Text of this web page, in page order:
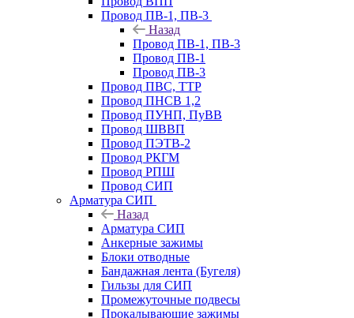
Провод ПВ-1, ПВ-3
Назад
Провод ПВ-1, ПВ-3
Провод ПВ-1
Провод ПВ-3
Провод ПВС, ТТР
Провод ПНСВ 1,2
Провод ПУНП, ПуВВ
Провод ШВВП
Провод ПЭТВ-2
Провод РКГМ
Провод РПШ
Провод СИП
Арматура СИП
Назад
Арматура СИП
Анкерные зажимы
Блоки отводные
Бандажная лента (Бугеля)
Гильзы для СИП
Промежуточные подвесы
Прокалывающие зажимы